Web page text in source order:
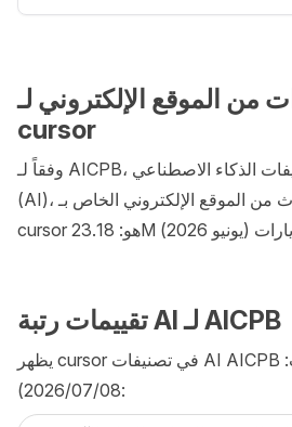
من الموقع الإلكتروني لـ
cursor
وفقاً لـ AICPB، المعيار العالمي لتصنيفات الذكاء الاصطناعي
(AI)، فإن الزيارات الأحدث من الموقع الإلكتروني الخاص بـ
تقييمات رتبة AI لـ AICPB
يظهر cursor في تصنيفات AI AICPB التالية (آخر تحديث:
08‏/07‏/2026):